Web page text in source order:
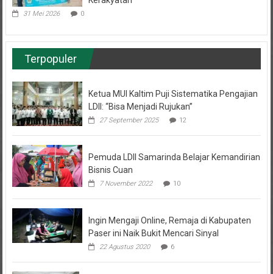
Terpopuler
LDII: “Bisa Menjadi Rujukan”
27 September 2025 12
Bisnis Cuan
7 November 2022
Paser ini Naik Bukit Mencari Sinyal
22 Agustus 2020 6